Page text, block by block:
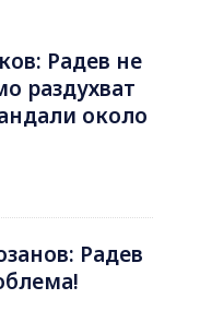
Радев не
раздухват
около
Радев